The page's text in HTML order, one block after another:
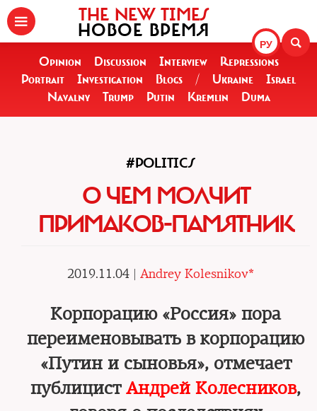
РУ
THE NEW TIMES
НОВОЕ ВРЕМЯ
Opinion Discussion Interview
Repressions
Portrait
Investigation Blogs / Ukraine
Israel
Navalny
Trump Putin Kremlin Duma
#POLITICS
О ЧЕМ МОЛЧИТ
ПРИМАКОВ-ПАМЯТНИК
2019.11.04 | Andrey Kolesnikov*
Корпорацию «Россия» пора
переименовывать в корпорацию
«Путин и сыновья», отмечает
публицист Андрей Колесников,